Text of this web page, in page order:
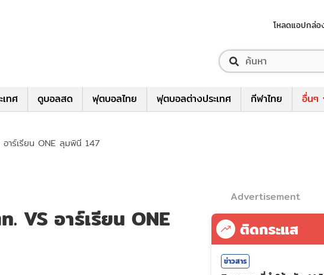
โหลดแอปกล่อ
ทศ ดูบอลสด ฟุตบอลไทย ฟุตบอลต่างประเทศ กีฬาไทย อื่นๆ
าร์เรียน ONE ลุมพินี 147
VS อาร์เรียน ONE
Advertisement
ติดกระแส
ข่าวสาร